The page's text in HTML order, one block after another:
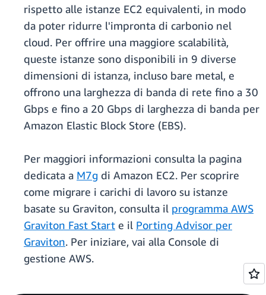
rispetto alle istanze EC2 equivalenti, in modo
da poter ridurre l'impronta di carbonio nel
cloud. Per offrire una maggiore scalabilità,
queste istanze sono disponibili in 9 diverse
dimensioni di istanza, incluso bare metal, e
offrono una larghezza di banda di rete fino a 30
Gbps e fino a 20 Gbps di larghezza di banda per
Amazon Elastic Block Store (EBS).
Per maggiori informazioni consulta la pagina
dedicata a M7g di Amazon EC2. Per scoprire
come migrare i carichi di lavoro su istanze
basate su Graviton, consulta il programma AWS
Graviton Fast Start e il Porting Advisor per
Graviton. Per iniziare, vai alla Console di
gestione AWS.